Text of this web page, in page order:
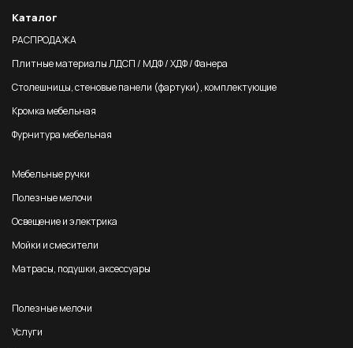
Каталог
РАСПРОДАЖА
Плитные материалы ЛДСП / МДФ / ХДФ / Фанера
Столешницы, стеновые панели (фартуки), комплектующие
Кромка мебельная
Фурнитура мебельная
Мебельные ручки
Полезные мелочи
Освещение и электрика
Мойки и смесители
Матрасы, подушки, аксессуары
Полезные мелочи
Услуги